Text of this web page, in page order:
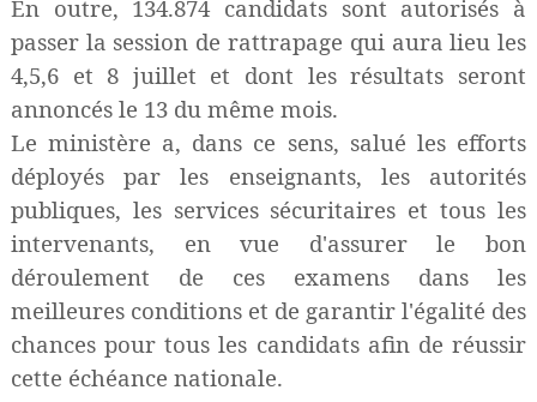
En outre, 134.874 candidats sont autorisés à
passer la session de rattrapage qui aura lieu les
4,5,6 et 8 juillet et dont les résultats seront
annoncés le 13 du même mois.
Le ministère a, dans ce sens, salué les efforts
déployés par les enseignants, les autorités
publiques, les services sécuritaires et tous les
intervenants, en vue d'assurer le bon
déroulement de ces examens dans les
meilleures conditions et de garantir l'égalité des
chances pour tous les candidats afin de réussir
cette échéance nationale.